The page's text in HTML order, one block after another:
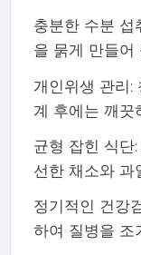
충분한 수분 섭
을 묽게 만들어
개인위생 관리:
계 후에는 깨끗
균형 잡힌 식단
선한 채소와 과
정기적인 건강
하여 질병을 조